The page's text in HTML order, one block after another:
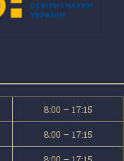
8:00 – 17:15
8:00 – 17:15